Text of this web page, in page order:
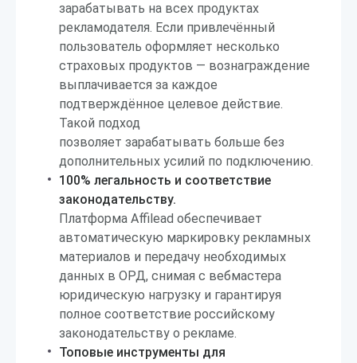
зарабатывать на всех продуктах
рекламодателя. Если привлечённый
пользователь оформляет несколько
страховых продуктов — вознаграждение
выплачивается за каждое
подтверждённое целевое действие.
Такой подход
позволяет зарабатывать больше без
дополнительных усилий по подключению.
100% легальность и соответствие
законодательству.
Платформа Affilead обеспечивает
автоматическую маркировку рекламных
материалов и передачу необходимых
данных в ОРД, снимая с вебмастера
юридическую нагрузку и гарантируя
полное соответствие российскому
законодательству о рекламе.
Топовые инструменты для